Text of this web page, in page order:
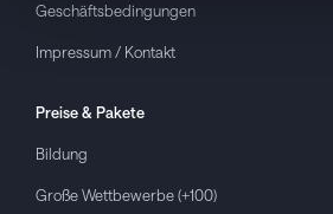
Geschäftsbedingungen
Impressum / Kontakt
Preise & Pakete
Bildung
Große Wettbewerbe (+100)